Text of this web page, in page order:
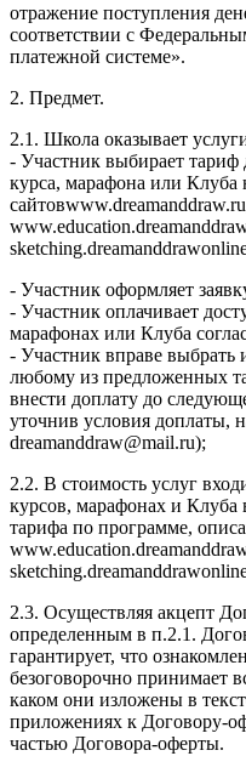
отражение поступления
соответствии с
платежной системе».
2. Предмет.
2.1. Школа оказывает
- Участник выбирает тариф
курса, марафона или Клуба
- Участник оформляет
- Участник оплачивает
марафонах или Клуба
- Участник вправе выбрать
любому из предложенных
внести доплату до
уточнив условия доплаты,
dreamanddraw@mail.ru);
2.2. В стоимость услуг
курсов, марафонах и Клуба
тарифа по программе,
2.3. Осуществляя акцепт
определенным в п.2.1.
гарантирует, что
безоговорочно принимает
каком они изложены в
приложениях к Договору-
частью Договора-оферты.